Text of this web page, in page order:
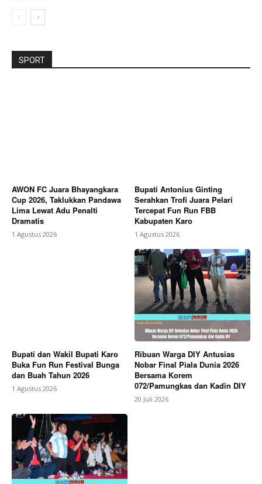
SPORT
AWON FC Juara Bhayangkara
Cup 2026, Taklukkan Pandawa
Lima Lewat Adu Penalti
Dramatis
1 Agustus 2026
Bupati Antonius Ginting
Serahkan Trofi Juara Pelari
Tercepat Fun Run FBB
Kabupaten Karo
1 Agustus 2026
Bupati dan Wakil Bupati Karo
Buka Fun Run Festival Bunga
dan Buah Tahun 2026
1 Agustus 2026
Ribuan Warga DIY Antusias
Nobar Final Piala Dunia 2026
Bersama Korem
072/Pamungkas dan Kadin DIY
20 Juli 2026